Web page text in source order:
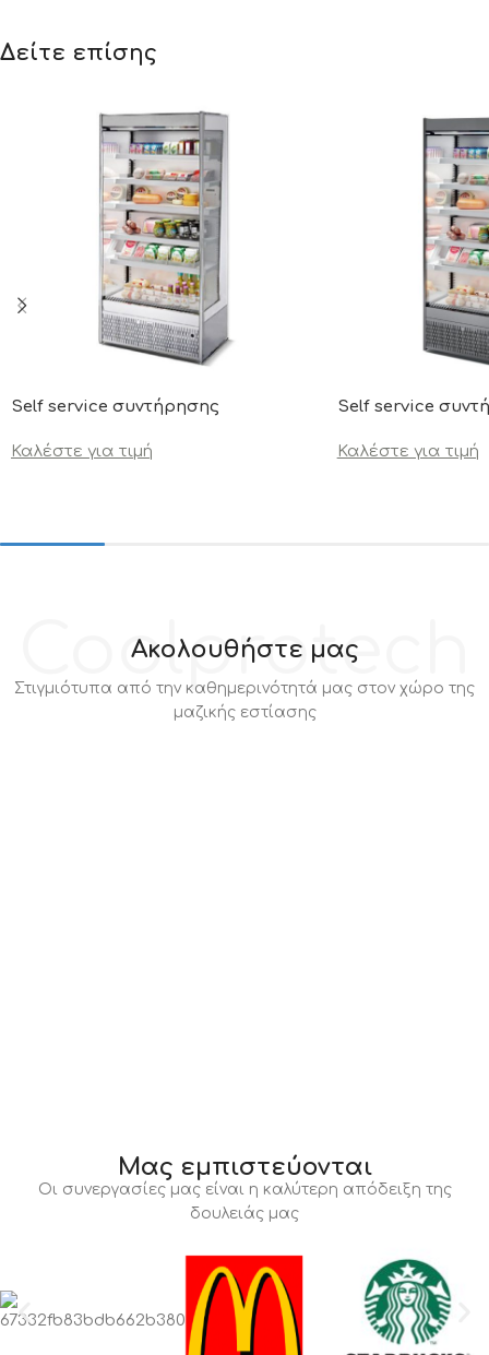
Δείτε επίσης
Self service συντήρησης
Καλέστε για τιμή
Self service
Καλέστε για τιμή
Coolprotech
Ακολουθήστε μας
Στιγμιότυπα από την καθημερινότητά μας στον χώρο της
μαζικής εστίασης
Μας εμπιστεύονται
Οι συνεργασίες μας είναι η καλύτερη απόδειξη της
δουλειάς μας